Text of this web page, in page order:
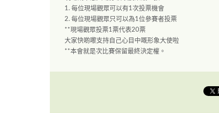
1. 每位現場觀眾可以有1次投票機會
2. 每位現場觀眾只可以為1位參賽者投票
**現場觀眾投票1票代表20票
大家快啲嚟支持自己心目中嘅形象大使啦
**本會就是次比賽保留最終決定權。